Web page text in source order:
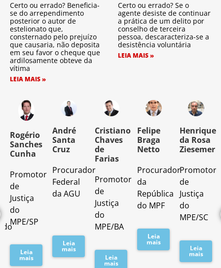
Certo ou errado? Beneficia-
se do arrependimento
posterior o autor de
estelionato que,
consternado pelo prejuízo
que causaria, não deposita
em seu favor o cheque que
ardilosamente obteve da
vítima
LEIA MAIS »
Certo ou errado? Se o
agente desiste de continuar
a prática de um delito por
conselho de terceira
pessoa, descaracteriza-se a
desistência voluntária
LEIA MAIS »
Rogério
Sanches
Cunha
Promotor
de
Justiça
do
MPE/SP
Leia
mais
André
Santa
Cruz
Procurador
Federal
da AGU
Leia
mais
Cristiano
Chaves
de
Farias
Promotor
de
Justiça
do
MPE/BA
Leia
mais
Felipe
Braga
Netto
Procurador
da
República
do MPF
Leia
mais
Henrique
da Rosa
Ziesemer
Promotor
de
Justiça
do
MPE/SC
Leia
mais